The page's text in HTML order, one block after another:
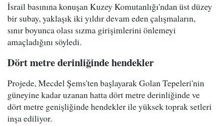
İsrail basınına konuşan Kuzey Komutanlığı'ndan üst düzey
bir subay, yaklaşık iki yıldır devam eden çalışmaların,
sınır boyunca olası sızma girişimlerini önlemeyi
amaçladığını söyledi.
Dört metre derinliğinde hendekler
Projede, Mecdel Şems'ten başlayarak Golan Tepeleri'nin
güneyine kadar uzanan hatta dört metre derinliğinde ve
dört metre genişliğinde hendekler ile yüksek toprak setleri
inşa ediliyor.